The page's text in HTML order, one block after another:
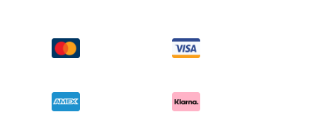
Seggioloni
Lettini e culle
Spedizione e resi
Garanzia
Chi siamo
Riconoscimenti